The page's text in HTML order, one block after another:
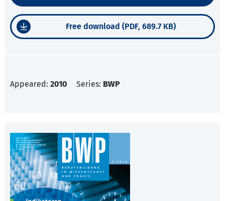
Free download (PDF, 689.7 KB)
Appeared: 2010 Series: BWP